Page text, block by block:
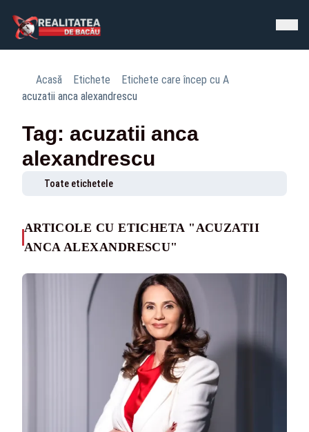
Acasă Etichete
Etichete care încep cu A
acuzatii anca alexandrescu
Tag: acuzatii anca
alexandrescu
Toate etichetele
ARTICOLE CU ETICHETA "ACUZATII
ANCA ALEXANDRESCU"